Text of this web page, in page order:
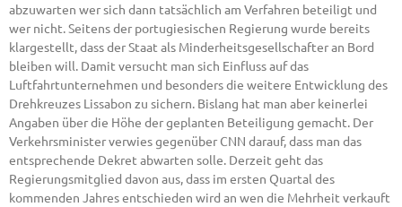
abzuwarten wer sich dann tatsächlich am Verfahren beteiligt und
wer nicht. Seitens der portugiesischen Regierung wurde bereits
klargestellt, dass der Staat als Minderheitsgesellschafter an Bord
bleiben will. Damit versucht man sich Einfluss auf das
Luftfahrtunternehmen und besonders die weitere Entwicklung des
Drehkreuzes Lissabon zu sichern. Bislang hat man aber keinerlei
Angaben über die Höhe der geplanten Beteiligung gemacht. Der
Verkehrsminister verwies gegenüber CNN darauf, dass man das
entsprechende Dekret abwarten solle. Derzeit geht das
Regierungsmitglied davon aus, dass im ersten Quartal des
kommenden Jahres entschieden wird an wen die Mehrheit verkauft